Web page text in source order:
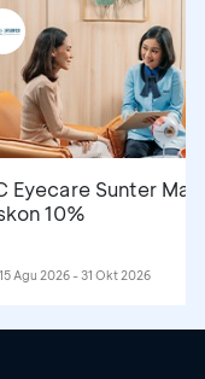
Eyecare Sunter
10%
15 Agu 2026 - 31 Okt 2026